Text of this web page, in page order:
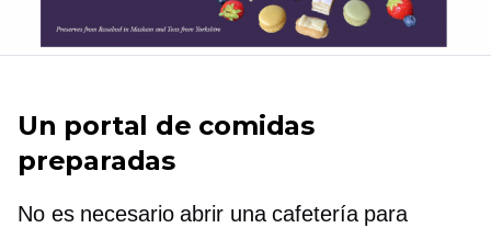
Un portal de comidas
preparadas
No es necesario abrir una cafetería para